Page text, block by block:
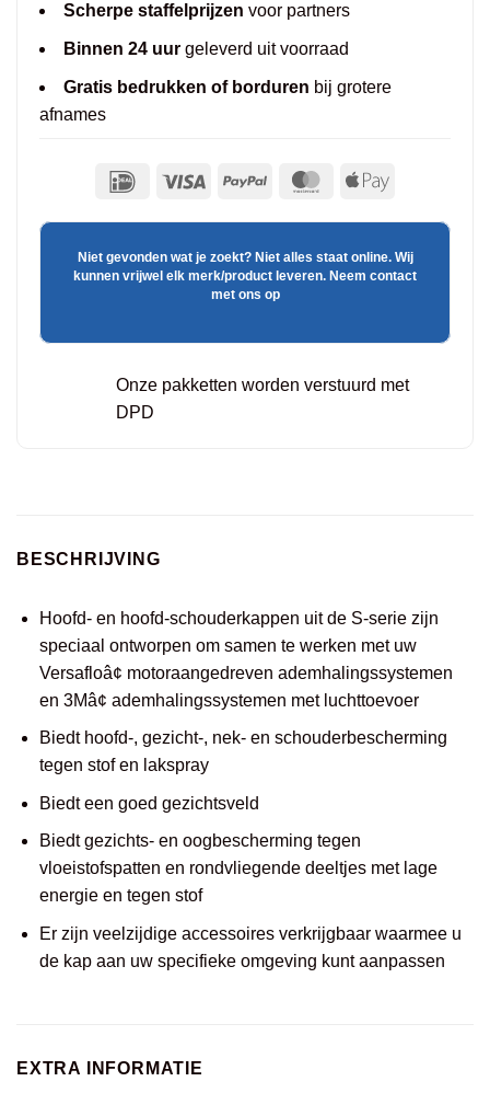
Scherpe staffelprijzen voor partners
Binnen 24 uurgeleverd uit voorraad
Gratis bedrukken of borduren bij grotere
afnames
Niet gevonden wat je zoekt? Niet alles staat online. Wij
kunnen vrijwel elk merk/product leveren. Neem contact
met ons op
Onze pakketten worden verstuurd met
DPD
BESCHRIJVING
Hoofd- en hoofd-schouderkappen uit de S-serie zijn
speciaal ontworpen om samen te werken met uw
Versafloâ¢ motoraangedreven ademhalingssystemen
en 3Mâ¢ ademhalingssystemen met luchttoevoer
Biedt hoofd-, gezicht-, nek- en schouderbescherming
tegen stof en lakspray
Biedt een goed gezichtsveld
Biedt gezichts- en oogbescherming tegen
vloeistofspatten en rondvliegende deeltjes met lage
energie en tegen stof
Er zijn veelzijdige accessoires verkrijgbaar waarmee u
de kap aan uw specifieke omgeving kunt aanpassen
EXTRA INFORMATIE